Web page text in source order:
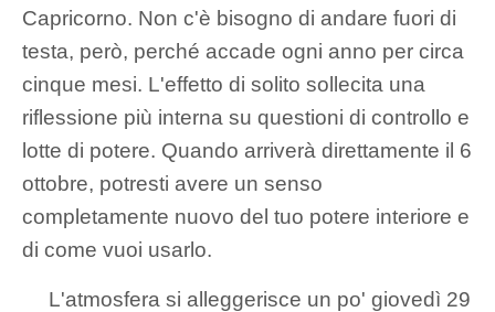
Capricorno. Non c'è bisogno di andare fuori di
testa, però, perché accade ogni anno per circa
cinque mesi. L'effetto di solito sollecita una
riflessione più interna su questioni di controllo e
lotte di potere. Quando arriverà direttamente il 6
ottobre, potresti avere un senso
completamente nuovo del tuo potere interiore e
di come vuoi usarlo.
L'atmosfera si alleggerisce un po' giovedì 29